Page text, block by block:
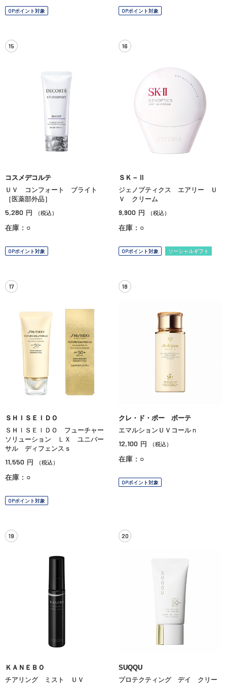
OPポイント対象 OPポイント対象
15
コスメデコルテ
ＵＶ コンフォート ブライト
［医薬部外品］
5,280 円 （税込）
在庫：○
OPポイント対象
16
ＳＫ－Ⅱ
ジェノプティクス エアリー Ｕ
Ｖ クリーム
9,900 円 （税込）
在庫：○
OPポイント対象 ソーシャルギフト
17
ＳＨＩＳＥＩＤＯ
ＳＨＩＳＥＩＤＯ フューチャー
ソリューション ＬＸ ユニバー
サル ディフェンスｓ
11,550 円 （税込）
在庫：○
OPポイント対象
18
クレ・ド・ポー ボーテ
エマルションＵＶコールｎ
12,100 円 （税込）
在庫：○
OPポイント対象
19
ＫＡＮＥＢＯ
チアリング ミスト ＵＶ
20
SUQQU
プロテクティング デイ クリー